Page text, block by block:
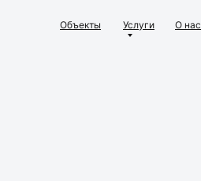
Объекты Услуги О нас